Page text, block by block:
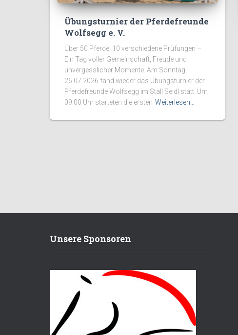
Übungsturnier der Pferdefreunde
Wolfsegg e. V.
Über 50 Pferde, 10 verschiedene Prüfungen –
Ein Tag voller Gemeinschaft, Freude und
unvergesslicher Momente. Am Sonntag,
26.07.2026 fand wieder das Übungsturnier der
Pferdefreunde Wolfsegg im Stall Seidl statt. Um
09:00 Uhr starteten die ersten Weiterlesen…
Unsere Sponsoren